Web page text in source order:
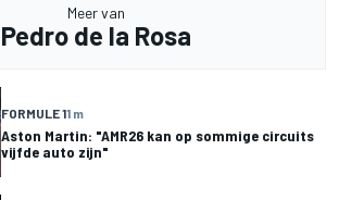
Meer van
Pedro de la Rosa
FORMULE 11 m
Aston Martin: "AMR26 kan op sommige circuits
vijfde auto zijn"